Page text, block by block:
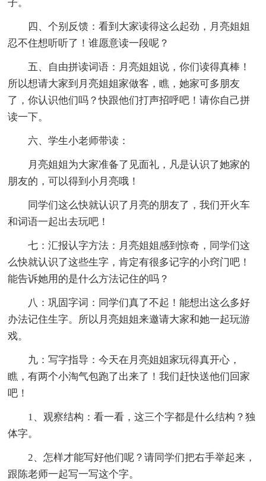
子。
四、个别反馈：看到大家读得这么起劲，月亮姐姐
忍不住想听听了！谁愿意读一段呢？
五、自由拼读词语：月亮姐姐说，你们读得真棒！
所以想请大家到月亮姐姐家做客，瞧，她家可多朋友
了，你认识他们吗？快跟他们打声招呼吧！请你自己拼
读一下。
六、学生小老师带读：
月亮姐姐为大家准备了见面礼，凡是认识了她家的
朋友的，可以得到小月亮哦！
同学们这么快就认识了月亮的朋友了，我们开火车
和词语一起出去玩吧！
七：汇报认字方法：月亮姐姐感到惊奇，同学们这
么快就认识了这些生字，肯定有很多记字的小窍门吧！
能告诉她用的是什么方法记住的吗？
八：巩固字词：同学们真了不起！能想出这么多好
办法记住生字。所以月亮姐姐来邀请大家和她一起玩游
戏。
九：写字指导：今天在月亮姐姐家玩得真开心，
瞧，有两个小淘气包跑了出来了！我们赶快送他们回家
吧！
1、观察结构：看一看，这三个字都是什么结构？独
体字。
2、怎样才能写好他们呢？请同学们把右手举起来，
跟陈老师一起写一写这个字。